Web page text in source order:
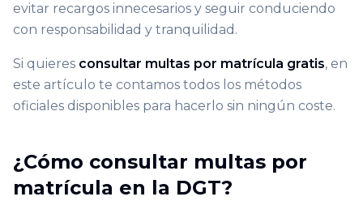
evitar recargos innecesarios y seguir conduciendo
con responsabilidad y tranquilidad.
Si quieres consultar multas por matrícula gratis, en
este artículo te contamos todos los métodos
oficiales disponibles para hacerlo sin ningún coste.
¿Cómo consultar multas por
matrícula en la DGT?